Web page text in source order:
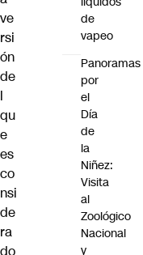
ve
rsi
ón
de
l
qu
e
es
co
nsi
de
ra
de
vapeo
Panoramas
por
el
Día
de
la
Niñez:
Visita
al
Zoológico
Nacional
y